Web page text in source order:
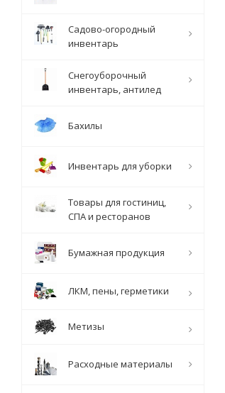
Садово-огородный
инвентарь
Снегоуборочный
инвентарь, антилед
Бахилы
Инвентарь для уборки
Товары для гостиниц,
СПА и ресторанов
Бумажная продукция
ЛКМ, пены, герметики
Метизы
Расходные материалы